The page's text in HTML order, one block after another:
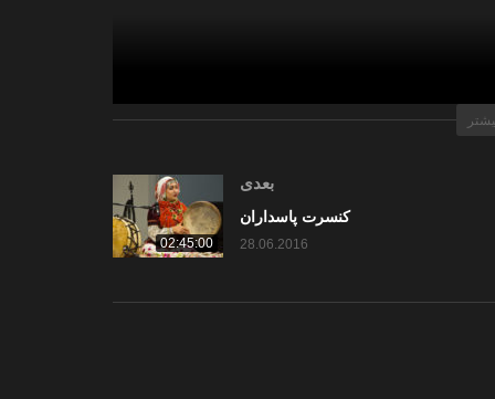
02:45:00
بعدی
کنسرت پاسداران
28.06.2016